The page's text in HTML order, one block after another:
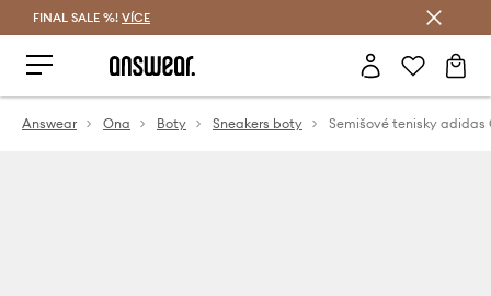
FINAL SALE %! VÍCE
Answear Ona Boty Sneakers boty